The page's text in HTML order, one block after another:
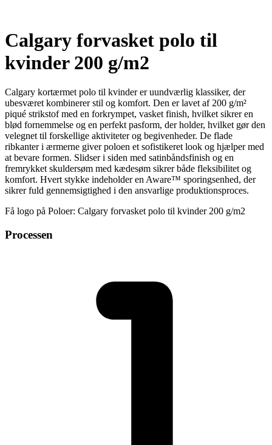
Calgary forvasket polo til
kvinder 200 g/m2
Calgary kortærmet polo til kvinder er uundværlig klassiker, der
ubesværet kombinerer stil og komfort. Den er lavet af 200 g/m²
piqué strikstof med en forkrympet, vasket finish, hvilket sikrer en
blød fornemmelse og en perfekt pasform, der holder, hvilket gør den
velegnet til forskellige aktiviteter og begivenheder. De flade
ribkanter i ærmerne giver poloen et sofistikeret look og hjælper med
at bevare formen. Slidser i siden med satinbåndsfinish og en
fremrykket skuldersøm med kædesøm sikrer både fleksibilitet og
komfort. Hvert stykke indeholder en Aware™ sporingsenhed, der
sikrer fuld gennemsigtighed i den ansvarlige produktionsproces.
Få logo på Poloer: Calgary forvasket polo til kvinder 200 g/m2
Processen